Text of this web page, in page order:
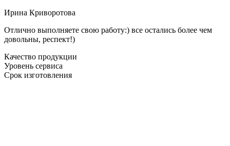
Ирина Криворотова
Отлично выполняете свою работу:) все остались более чем
довольны, респект!)
Качество продукции
Уровень сервиса
Срок изготовления